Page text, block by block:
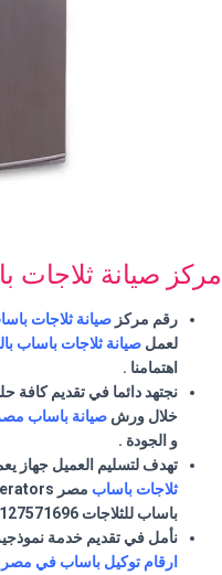
مركز صيانة ثلاجات
رقم مركز صيانة ثلاجات
لعمل صيانة ثلاجات باساب
اهتمامنا .
نجتهد دائما في تقديم كافة
خلال ورش صيانة باساب
و الجودة .
تهدف لتسليم العميل جهاز
ثلاجات باساب مصر passap refrigerators علي الخط الساخن لصيانة
باساب للثلاجات 01127571696.
نأمل في تقديم خدمة نموذجية
ارقام توكيل باساب في مصر